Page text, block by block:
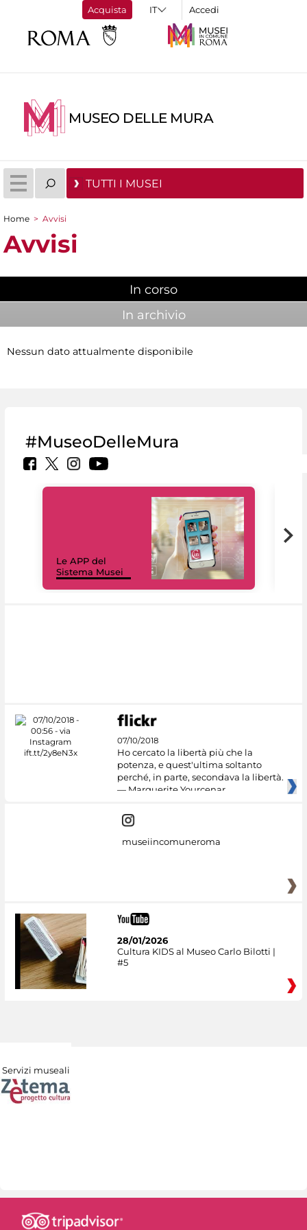
Acquista Accedi
MUSEO DELLE MURA
TUTTI I MUSEI
Tu sei qui
Home > Avvisi
Avvisi
In corso
In archivio
Nessun dato attualmente disponibile
#MuseoDelleMura
Le APP del
Sistema Musei
07/10/2018
Ho cercato la libertà più che la
potenza, e quest'ultima soltanto
perché, in parte, secondava la libertà.
— Marguerite Yourcenar
museiincomuneroma
28/01/2026
Cultura KIDS al Museo Carlo Bilotti |
#5
Servizi museali